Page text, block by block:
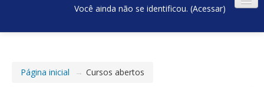
Você ainda não se identificou. (Acessar)
Página inicial → Cursos abertos